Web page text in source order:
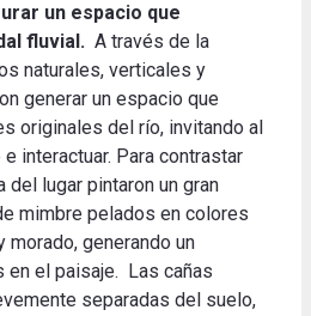
un espacio que
fluvial. A través de la
naturales, verticales y
generar un espacio que
originales del río, invitando al
interactuar. Para contrastar
del lugar pintaron un gran
mimbre pelados en colores
morado, generando un
en el paisaje. Las cañas
separadas del suelo,